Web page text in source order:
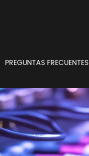
PREGUNTAS FRECUENTES